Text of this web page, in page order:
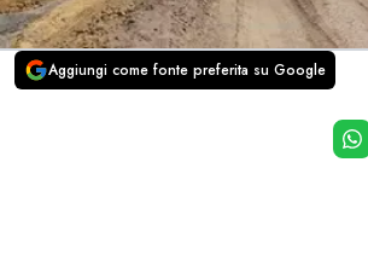
Aggiungi come fonte preferita su Google